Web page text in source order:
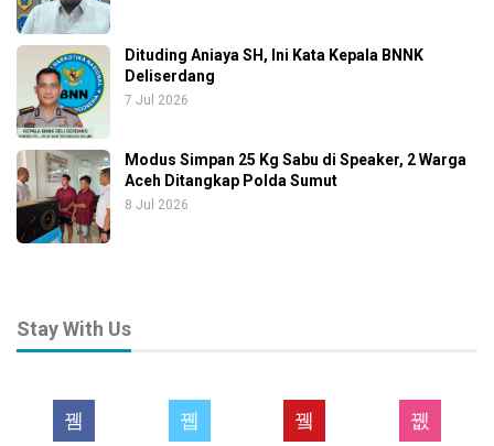
Dituding Aniaya SH, Ini Kata Kepala BNNK
Deliserdang
7 Jul 2026
Modus Simpan 25 Kg Sabu di Speaker, 2 Warga
Aceh Ditangkap Polda Sumut
8 Jul 2026
Stay With Us